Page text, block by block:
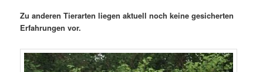
Zu anderen Tierarten liegen aktuell noch keine gesicherten
Erfahrungen vor.